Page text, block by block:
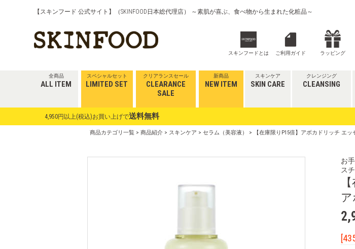
【スキンフード 公式サイト】（SKINFOOD日本総代理店） ～素肌が喜ぶ、食べ物から生まれた化粧品～
スキンフードとは ご利用ガイド ラッピング
全商品
ALL ITEM
スペシャルセット
LIMITED SET
クリアランスセール
CLEARANCE
SALE
新商品
NEW ITEM
スキンケア
SKIN CARE
クレンジング
CLEANSING
4,950円以上(税込)お買い上げで送料無料
商品カテゴリ一覧 > 商品紹介 > スキンケア > セラム（美容液） > 【在庫限りP15倍】アボカドリッチ エッ
お
ス